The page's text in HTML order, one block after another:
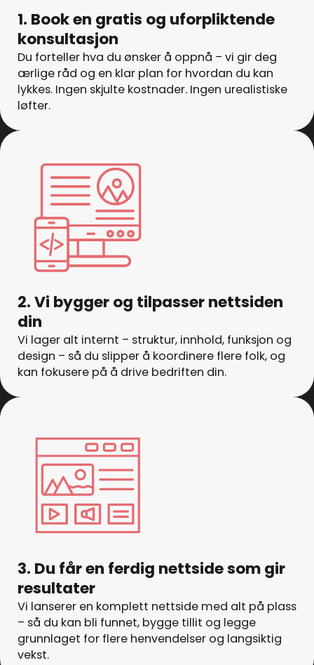
1. Book en gratis og uforpliktende
konsultasjon
Du forteller hva du ønsker å oppnå – vi gir deg
ærlige råd og en klar plan for hvordan du kan
lykkes. Ingen skjulte kostnader. Ingen urealistiske
løfter.
2. Vi bygger og tilpasser nettsiden
din
Vi lager alt internt – struktur, innhold, funksjon og
design – så du slipper å koordinere flere folk, og
kan fokusere på å drive bedriften din.
3. Du får en ferdig nettside som gir
resultater
Vi lanserer en komplett nettside med alt på plass
– så du kan bli funnet, bygge tillit og legge
grunnlaget for flere henvendelser og langsiktig
vekst.